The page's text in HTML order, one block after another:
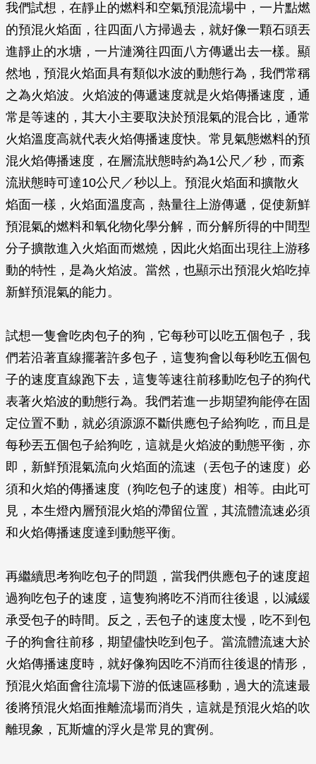
我們試想，在靜止的燃料和空氣預混流場中，一片點燃
的預混火焰面，往四面八方掃過去，就好像一顆石頭丟
進靜止的水塘，一片漣漪往四面八方傳遞出去一樣。顯
然地，預混火焰面具有類似水波的動態行為，我們常稱
之為火焰波。火焰波的傳遞速度就是火焰傳播速度，通
常是等速的，其大小主要取決於預混氣的混合比，通常
火焰溫度高就代表火焰傳播速度快。常見氣態燃料的預
混火焰傳播速度，在層流狀態時約為1公尺／秒，而紊
流狀態時可達10公尺／秒以上。預混火焰面和擴散火
焰面一樣，火焰面溫度高，熱量往上游傳遞，促使新鮮
預混氣的燃料和氧化物化學分解，而分解所得的中間型
分子擴散進入火焰面而燃燒，因此火焰面出現往上游移
動的特性，是為火焰波。當然，也顯示出預混火焰吃掉
新鮮預混氣的能力。
試想一隻會吃肉包子的狗，它每秒可以吃五個包子，我
們若沿著直線擺著許多包子，這隻狗會以每秒吃五個包
子的速度直線跑下去，這隻等速往前移動吃包子的狗代
表著火焰波的動態行為。我們若進一步期望狗能停在固
定位置不動，就必須源源不斷供應包子給狗吃，而且是
每秒丟五個包子給狗吃，這就是火焰波的動態平衡，亦
即，新鮮預混氣流向火焰面的流速（丟包子的速度）必
須和火焰的傳播速度（狗吃包子的速度）相等。由此可
見，本生燈內層預混火焰的滯留位置，其流體流速必須
和火焰傳播速度達到動態平衡。
再繼續思考狗吃包子的問題，當我們供應包子的速度超
過狗吃包子的速度，這隻狗將吃不消而往後退，以減緩
承受包子的時間。反之，丟包子的速度太慢，吃不到包
子的狗會往前移，期望儘快吃到包子。當流體流速大於
火焰傳播速度時，就好像狗因吃不消而往後退的情形，
預混火焰面會往流場下游的低速區移動，過大的流速最
後將預混火焰面推離流場而消失，這就是預混火焰的吹
離現象，瓦斯爐的浮火是常見的實例。